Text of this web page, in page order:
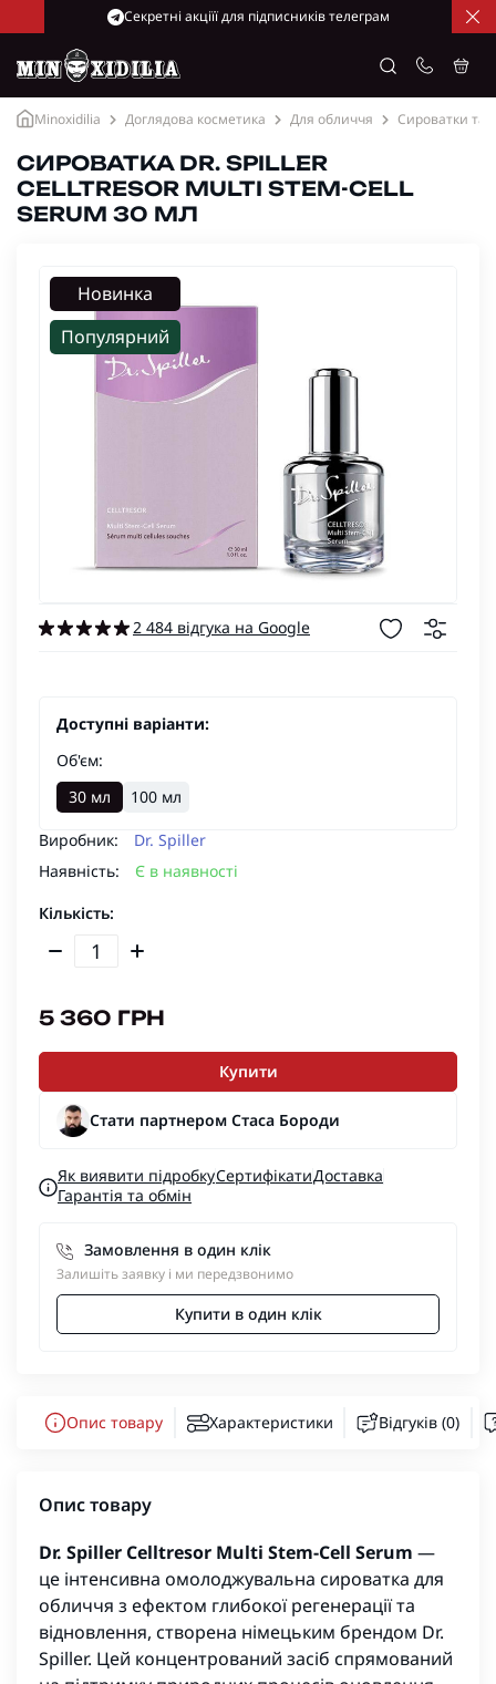
Cекретні акціїї для підписників телеграм
Minoxidilia Доглядова косметика Для обличчя Сироватки та
СИРОВАТКА DR. SPILLER
CELLTRESOR MULTI STEM-CELL
SERUM 30 МЛ
Новинка
Популярний
2 484 відгука на Google
Виробник:
Dr. Spiller
Наявність:
Є в наявності
5 360 ГРН
Кількість:
Доступні варіанти:
Об'єм:
30 мл
100 мл
Купити
Стати партнером Стаса Бороди
Як виявити підробкуСертифікатиДоставка
Гарантія та обмін
Замовлення в один клік
Залишіть заявку і ми передзвонимо
Купити в один клік
Опис товару Характеристики Відгуків (0)
Опис товару
Dr. Spiller Celltresor Multi Stem-Cell Serum —
це інтенсивна омолоджувальна сироватка для
обличчя з ефектом глибокої регенерації та
відновлення, створена німецьким брендом Dr.
Spiller. Цей концентрований засіб спрямований